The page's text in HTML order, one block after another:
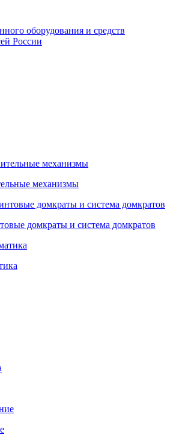
оборудования и средств
России
механизмы
домкраты и система домкратов